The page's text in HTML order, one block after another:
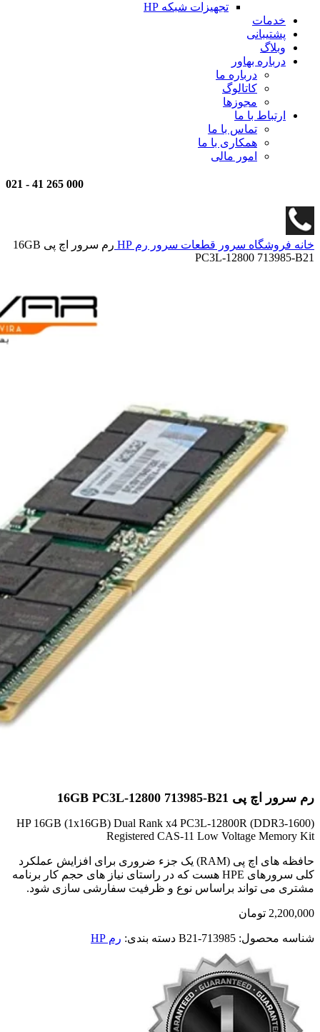
تجهیزات شبکه HP
خدمات
پشتیبانی
وبلاگ
درباره بهاور
درباره ما
کاتالوگ
مجوزها
ارتباط با ما
تماس با ما
همکاری با ما
امور مالی
000 265 41
-
خانه فروشگاه سرور قطعات سرور رم HP
رم سرور اچ پی 16GB
PC3L-12800 713985-B21
رم سرور اچ پی 16GB PC3L-12800 713985-B21
HP 16GB (1x16GB) Dual Rank x4 PC3L-12800R (DDR3-1600)
Registered CAS-11 Low Voltage Memory Kit
حافظه های اچ پی (RAM) یک جزء ضروری برای افزایش عملکرد
کلی سرورهای HPE هست که در راستای نیاز های حجم کار برنامه
مشتری می تواند براساس نوع و ظرفیت سفارشی سازی شود.
2,200,000 تومان
شناسه محصول: 713985-B21 دسته بندی: رم HP